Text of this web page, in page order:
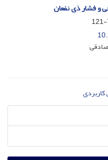
و فشار ذی نفعان